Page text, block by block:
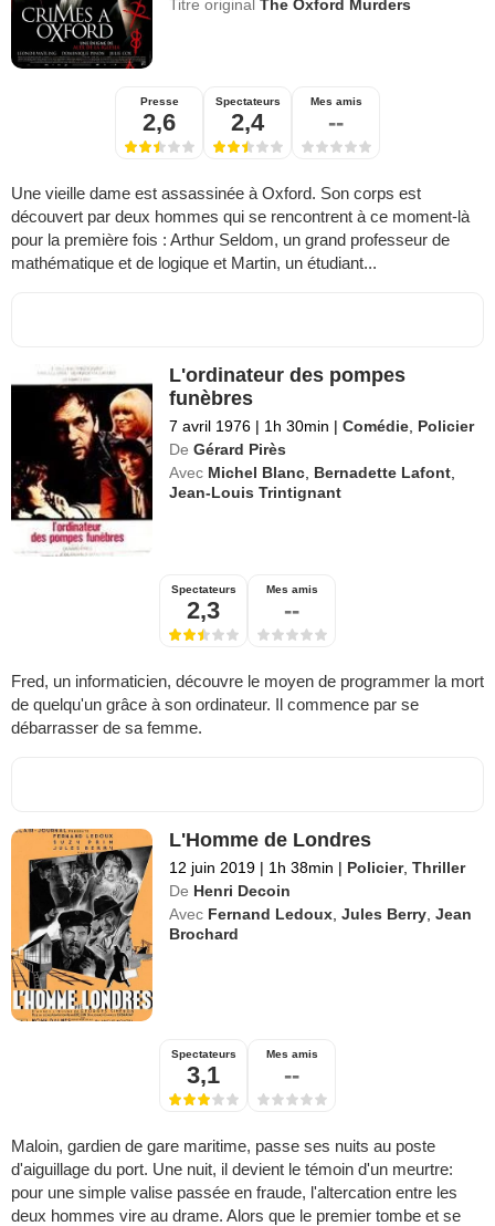
Titre originalThe Oxford Murders
Presse
2,6
Spectateurs
2,4
Mes amis
--
Une vieille dame est assassinée à Oxford. Son corps est
découvert par deux hommes qui se rencontrent à ce moment-là
pour la première fois : Arthur Seldom, un grand professeur de
mathématique et de logique et Martin, un étudiant...
L'ordinateur des pompes
funèbres
7 avril 1976 | 1h 30min | Comédie Policier
De Gérard Pirès
Avec Michel Blanc Bernadette Lafont
Jean-Louis Trintignant
Spectateurs
2,3
Mes amis
--
Fred, un informaticien, découvre le moyen de programmer la mort
de quelqu'un grâce à son ordinateur. Il commence par se
débarrasser de sa femme.
L'Homme de Londres
12 juin 2019 | 1h 38min | Policier,Thriller
De Henri Decoin
Avec Fernand Ledoux ,Jules Berry ,Jean
Brochard
Spectateurs
3,1
Mes amis
--
Maloin, gardien de gare maritime, passe ses nuits au poste
d'aiguillage du port. Une nuit, il devient le témoin d'un meurtre:
pour une simple valise passée en fraude, l'altercation entre les
deux hommes vire au drame. Alors que le premier tombe et se